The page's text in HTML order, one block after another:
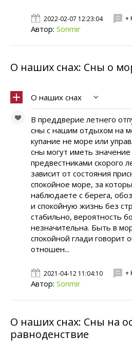
2022-02-07 12:23:04 +
Автор: Sonmir
О наших снах: Сны о
О наших снах
В преддверие летнего
сны с нашим отдыхом на
купание не море или
сны могут иметь
предвестниками скорого
зависит от состояния
спокойное море, за
наблюдаете с берега,
и спокойную жизнь без
стабильно, вероятность
незначительна. Быть в
спокойной глади говорит
отношен...
2021-04-12 11:04:10 +
Автор: Sonmir
О наших снах: Сны на
равноденствие